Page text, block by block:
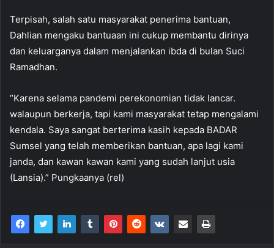
Terpisah, salah satu masyarakat penerima bantuan,
Dahlian mengaku bantuaan ini cukup membantu dirinya
dan keluarganya dalam menjalankan ibda di bulan Suci
Ramadhan.
“Karena selama pandemi perekonomian tidak lancar.
walaupun berkerja, tapi kami masyarakat tetap mengalami
kendala. Saya sangat berterima kasih kepada BADAR
Sumsel yang telah memberikan bantuan, apa lagi kami
janda, dan kawan kawan kami yang sudah lanjut usia
(Lansia).” Pungkaanya (rel)